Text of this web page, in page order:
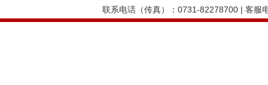
联系电话（传真）：0731-82278700 | 客服